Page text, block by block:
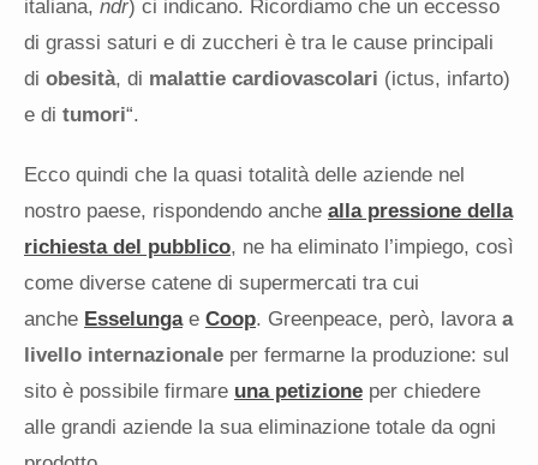
italiana, ndr) ci indicano. Ricordiamo che un eccesso
di grassi saturi e di zuccheri è tra le cause principali
di obesità, di malattie cardiovascolari (ictus, infarto)
e di tumori“.
Ecco quindi che la quasi totalità delle aziende nel
nostro paese, rispondendo anche alla pressione della
richiesta del pubblico, ne ha eliminato l’impiego, così
come diverse catene di supermercati tra cui
anche Esselungae Coop. Greenpeace, però, lavora a
livello internazionale per fermarne la produzione: sul
sito è possibile firmare una petizione per chiedere
alle grandi aziende la sua eliminazione totale da ogni